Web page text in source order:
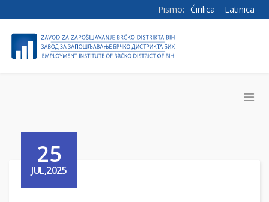
Pismo: Ćirilica Latinica
25
JUL,2025